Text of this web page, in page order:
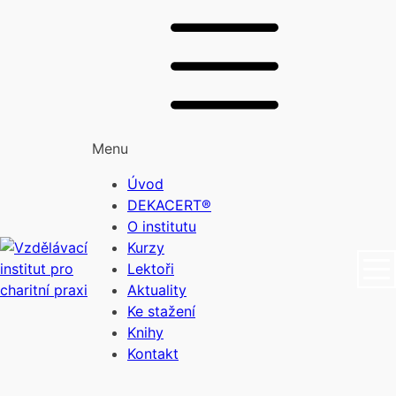
Menu
Úvod
DEKACERT®
O institutu
Kurzy
Lektoři
Aktuality
Ke stažení
Knihy
Kontakt